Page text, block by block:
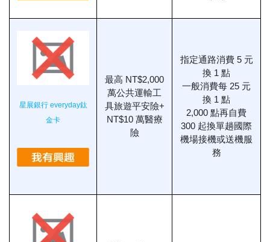
星展銀行 everyday鈦
金卡
最高 NT$2,000
萬公共運輸工
具旅遊平安險+
NT$10 萬醫療
險
指定通路消費 5 元
換 1 點
一般消費每 25 元
換 1 點
2,000 點再自費
300 起換單趟國際
機場接機或送機服
務